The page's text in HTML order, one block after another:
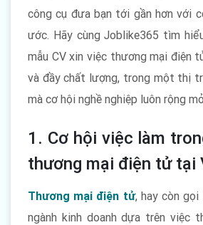
công cụ đưa bạn tới gần hơn với
ước. Hãy cùng Joblike365 tìm
mẫu CV xin việc thương mại điện
và đầy chất lượng, trong một thị
mà cơ hội nghề nghiệp luôn rộng
1. Cơ hội việc làm
thương mại điện tử tại
Thương mại điện tử, hay còn gọi
ngành kinh doanh dựa trên việc